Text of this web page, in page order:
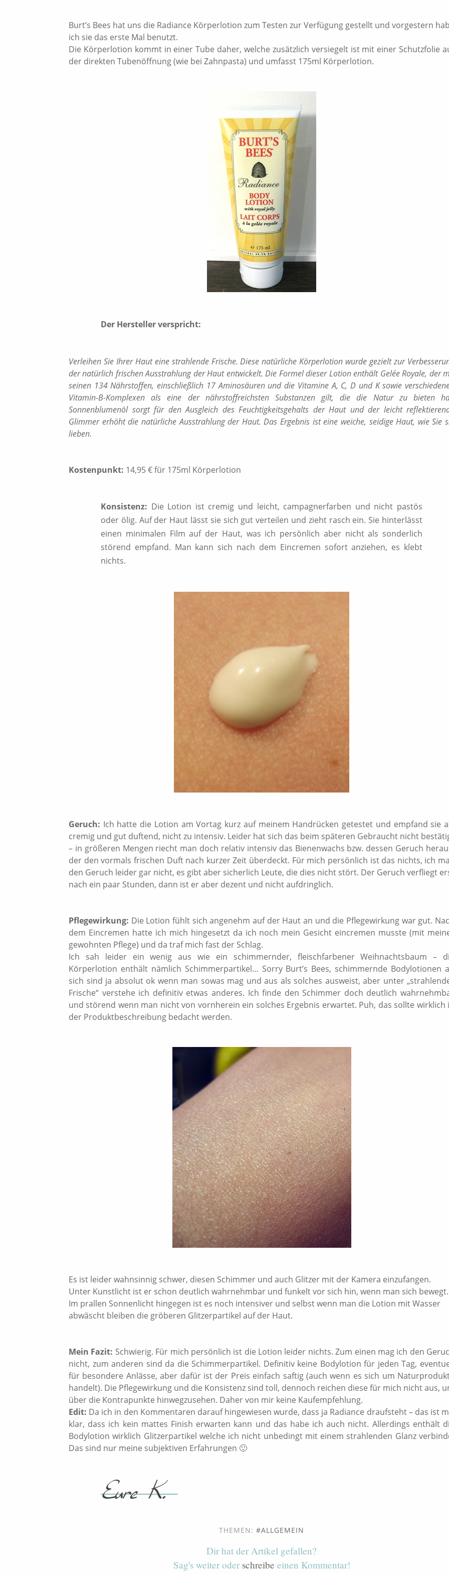
Burt’s Bees hat uns die Radiance Körperlotion zum Testen zur Verfügung gestellt und vorgestern
ich sie das erste Mal benutzt.
Die Körperlotion kommt in einer Tube daher, welche zusätzlich versiegelt ist mit einer Schutzfolie
der direkten Tubenöffnung (wie bei Zahnpasta) und umfasst 175ml Körperlotion.
Der Hersteller verspricht:
Verleihen Sie Ihrer Haut eine strahlende Frische. Diese natürliche Körperlotion wurde gezielt zur
der natürlich frischen Ausstrahlung der Haut entwickelt. Die Formel dieser Lotion enthält Gelée Royale, der
seinen 134 Nährstoffen, einschließlich 17 Aminosäuren und die Vitamine A, C, D und K sowie
Vitamin-B-Komplexen als eine der nährstoffreichsten Substanzen gilt, die die Natur zu bieten
Sonnenblumenöl sorgt für den Ausgleich des Feuchtigkeitsgehalts der Haut und der leicht
Glimmer erhöht die natürliche Ausstrahlung der Haut. Das Ergebnis ist eine weiche, seidige Haut, wie Sie
lieben.
Kostenpunkt: 14,95 € für 175ml Körperlotion
Konsistenz: Die Lotion ist cremig und leicht, campagnerfarben und nicht pastös
oder ölig. Auf der Haut lässt sie sich gut verteilen und zieht rasch ein. Sie hinterlässt
einen minimalen Film auf der Haut, was ich persönlich aber nicht als sonderlich
störend empfand. Man kann sich nach dem Eincremen sofort anziehen, es klebt
nichts.
Geruch: Ich hatte die Lotion am Vortag kurz auf meinem Handrücken getestet und empfand sie
cremig und gut duftend, nicht zu intensiv. Leider hat sich das beim späteren Gebraucht nicht
– in größeren Mengen riecht man doch relativ intensiv das Bienenwachs bzw. dessen Geruch
der den vormals frischen Duft nach kurzer Zeit überdeckt. Für mich persönlich ist das nichts, ich
den Geruch leider gar nicht, es gibt aber sicherlich Leute, die dies nicht stört. Der Geruch verfliegt
nach ein paar Stunden, dann ist er aber dezent und nicht aufdringlich.
Pflegewirkung: Die Lotion fühlt sich angenehm auf der Haut an und die Pflegewirkung war gut.
dem Eincremen hatte ich mich hingesetzt da ich noch mein Gesicht eincremen musste (mit
gewohnten Pflege) und da traf mich fast der Schlag.
Ich sah leider ein wenig aus wie ein schimmernder, fleischfarbener Weihnachtsbaum –
Körperlotion enthält nämlich Schimmerpartikel… Sorry Burt’s Bees, schimmernde Bodylotionen
sich sind ja absolut ok wenn man sowas mag und aus als solches ausweist, aber unter
Frische“ verstehe ich definitiv etwas anderes. Ich finde den Schimmer doch deutlich
und störend wenn man nicht von vornherein ein solches Ergebnis erwartet. Puh, das sollte wirklich
der Produktbeschreibung bedacht werden.
Es ist leider wahnsinnig schwer, diesen Schimmer und auch Glitzer mit der Kamera einzufangen.
Unter Kunstlicht ist er schon deutlich wahrnehmbar und funkelt vor sich hin, wenn man sich bewegt.
Im prallen Sonnenlicht hingegen ist es noch intensiver und selbst wenn man die Lotion mit Wasser
abwäscht bleiben die gröberen Glitzerpartikel auf der Haut.
Mein Fazit: Schwierig. Für mich persönlich ist die Lotion leider nichts. Zum einen mag ich den
nicht, zum anderen sind da die Schimmerpartikel. Definitiv keine Bodylotion für jeden Tag,
für besondere Anlässe, aber dafür ist der Preis einfach saftig (auch wenn es sich um
handelt). Die Pflegewirkung und die Konsistenz sind toll, dennoch reichen diese für mich nicht aus,
über die Kontrapunkte hinwegzusehen. Daher von mir keine Kaufempfehlung.
Edit: Da ich in den Kommentaren darauf hingewiesen wurde, dass ja Radiance draufsteht – das ist
klar, dass ich kein mattes Finish erwarten kann und das habe ich auch nicht. Allerdings enthält
Bodylotion wirklich Glitzerpartikel welche ich nicht unbedingt mit einem strahlenden Glanz
Das sind nur meine subjektiven Erfahrungen 🙂
THEMEN: ALLGEMEIN
Dir hat der Artikel gefallen?
Sag's weiter oder schreibe einen Kommentar!